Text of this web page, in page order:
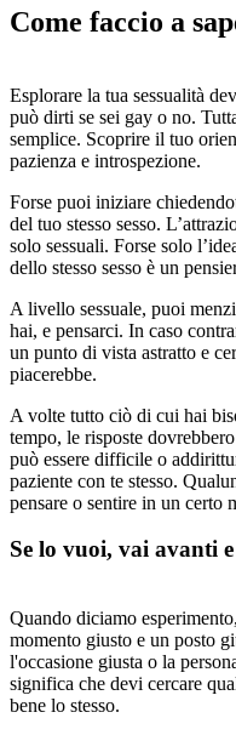
Come faccio a
Esplorare la tua sessualità
può dirti se sei gay o no.
semplice. Scoprire il tuo
pazienza e introspezione.
Forse puoi iniziare
del tuo stesso sesso.
solo sessuali. Forse solo
dello stesso sesso è un
A livello sessuale, puoi
hai, e pensarci. In caso
un punto di vista astratto e
piacerebbe.
A volte tutto ciò di cui hai
tempo, le risposte
può essere difficile o
paziente con te stesso.
pensare o sentire in un certo
Se lo vuoi, vai avanti
Quando diciamo
momento giusto e un posto
l'occasione giusta o la
significa che devi cercare
bene lo stesso.